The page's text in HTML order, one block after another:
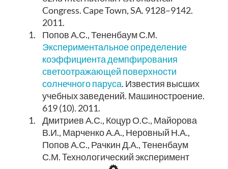
Congress. Cape Town, SA. 9128–9142.
2011.
1.
Попов А.С., Тененбаум С.М.
Экспериментальное определение
коэффициента демпфирования
светоотражающей поверхности
солнечного паруса. Известия высших
учебных заведений. Машиностроение.
619 (10). 2011.
1.
Дмитриев А.С., Коцур О.С., Майорова
В.И., Марченко А.А., Неровный Н.А.,
Попов А.С., Рачкин Д.А., Тененбаум
С.М. Teхнологический эксперимент